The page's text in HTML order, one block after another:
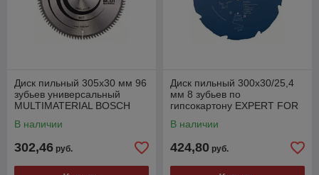
Диск пильный 305х30 мм 96
зубьев универсальный
MULTIMATERIAL BOSCH
В наличии
302,46 руб.
Диск пильный 300х30/25,4
мм 8 зубьев по
гипсокартону EXPERT FOR
В наличии
424,80 руб.